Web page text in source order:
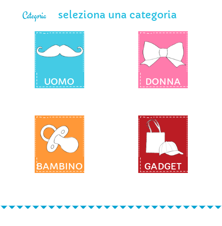
Categoria seleziona una categoria
UOMO DONNA
BAMBINO GADGET